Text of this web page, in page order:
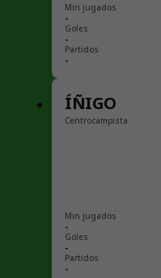
Min jugados
-
Goles
-
Partidos
-
ÍÑIGO
Centrocampista
Min jugados
-
Goles
-
Partidos
-